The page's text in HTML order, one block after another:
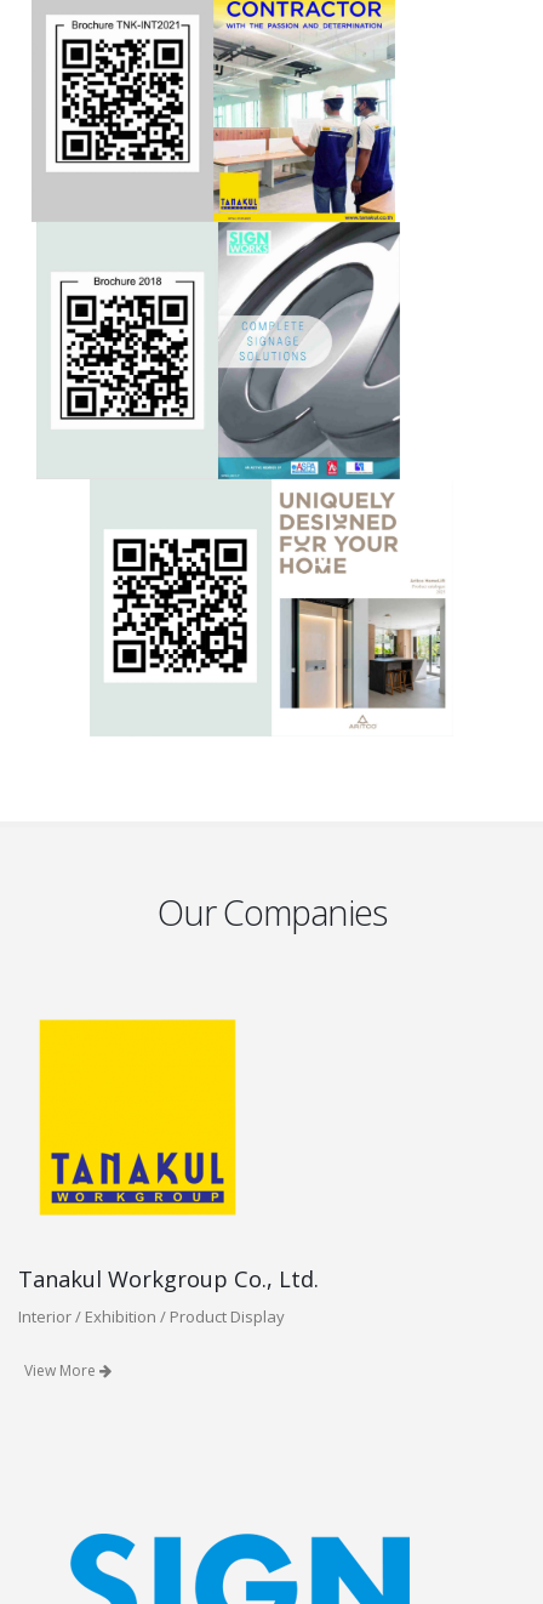
Our Companies
Tanakul Workgroup Co., Ltd.
Interior / Exhibition / Product Display
View More